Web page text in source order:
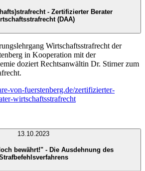
- Zertifizierter Berater
(DAA)
Wirtschaftsstrafrecht der
in Kooperation mit der
doziert Rechtsanwältin Dr. Stirner zum
von-fuerstenberg.de/zertifizierter-
wirtschaftsstrafrecht
13.10.2023
bewährt!" - Die Ausdehnung des